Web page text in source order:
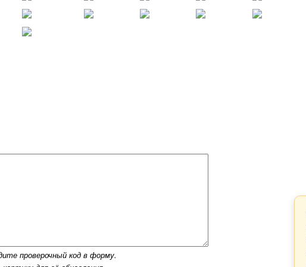
проверочный код в форму.